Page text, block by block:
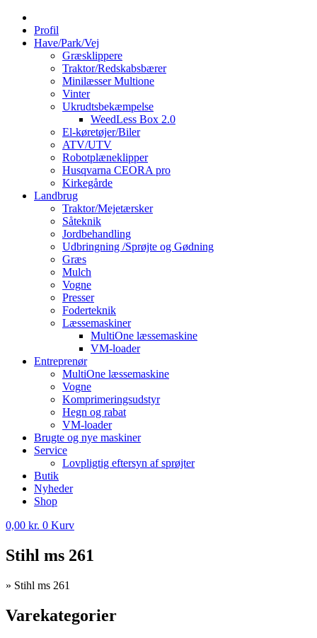
Profil
Have/Park/Vej
Græsklippere
Traktor/Redskabsbærer
Minilæsser Multione
Vinter
Ukrudtsbekæmpelse
WeedLess Box 2.0
El-køretøjer/Biler
ATV/UTV
Robotplæneklipper
Husqvarna CEORA pro
Kirkegårde
Landbrug
Traktor/Mejetærsker
Såteknik
Jordbehandling
Udbringning /Sprøjte og Gødning
Græs
Mulch
Vogne
Presser
Foderteknik
Læssemaskiner
MultiOne læssemaskine
VM-loader
Entreprenør
MultiOne læssemaskine
Vogne
Komprimeringsudstyr
Hegn og rabat
VM-loader
Brugte og nye maskiner
Service
Lovpligtig eftersyn af sprøjter
Butik
Nyheder
Shop
0,00 kr. 0 Kurv
Stihl ms 261
» Stihl ms 261
Varekategorier